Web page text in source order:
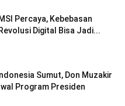
Percaya, Kebebasan
Digital Bisa Jadi...
Sumut, Don Muzakir
Program Presiden